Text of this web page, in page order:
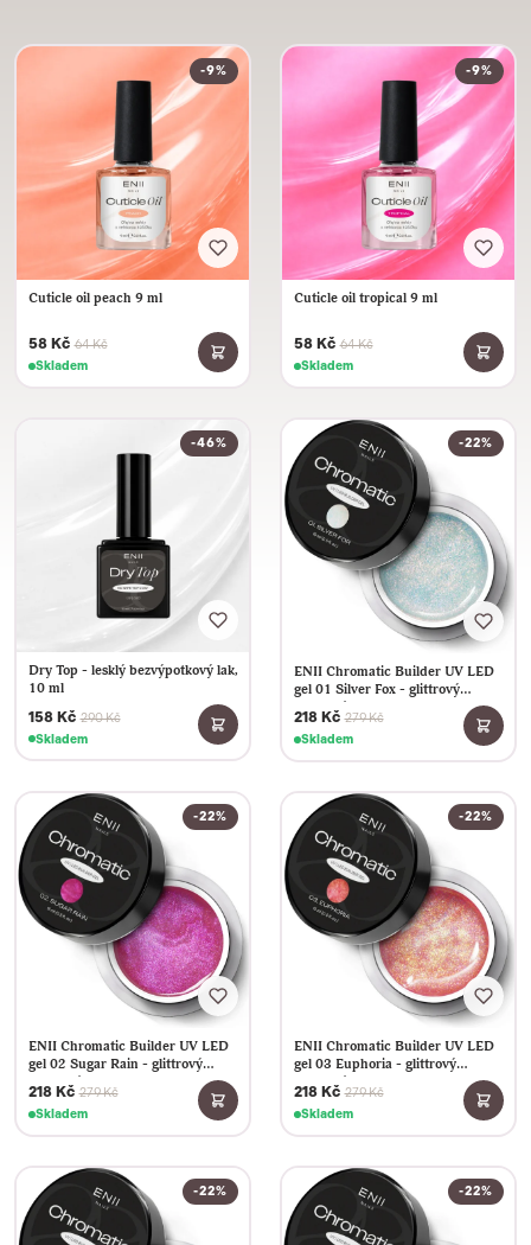
-9%
Cuticle oil peach 9 ml
58 Kč 64 Kč
Skladem
-9%
Cuticle oil tropical 9 ml
58 Kč 64 Kč
Skladem
-46%
Dry Top - lesklý bezvýpotkový lak,
10 ml
158 Kč 290 Kč
Skladem
-22%
ENII Chromatic Builder UV LED
gel 01 Silver Fox - glittrový
stavební gel, 15ml
218 Kč 279 Kč
Skladem
-22%
ENII Chromatic Builder UV LED
gel 02 Sugar Rain - glittrový
stavební gel, 15ml
218 Kč 279 Kč
Skladem
-22%
ENII Chromatic Builder UV LED
gel 03 Euphoria - glittrový
stavební gel, 15ml
218 Kč 279 Kč
Skladem
-22% -22%